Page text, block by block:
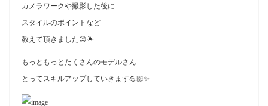
カメラワークや撮影した後に
スタイルのポイントなど
教えて頂きました😊🌟
もっともっとたくさんのモデルさん
とってスキルアップしていきます💪🏻✨